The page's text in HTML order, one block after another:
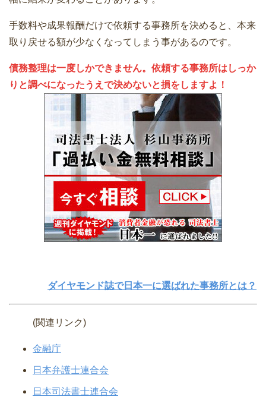
手数料や成果報酬だけで依頼する事務所を決めると、本来
取り戻せる額が少なくなってしまう事があるのです。
債務整理は一度しかできません。依頼する事務所はしっか
りと調べになったうえで決めないと損をしますよ！
ダイヤモンド誌で日本一に選ばれた事務所とは？
(関連リンク)
金融庁
日本弁護士連合会
日本司法書士連合会